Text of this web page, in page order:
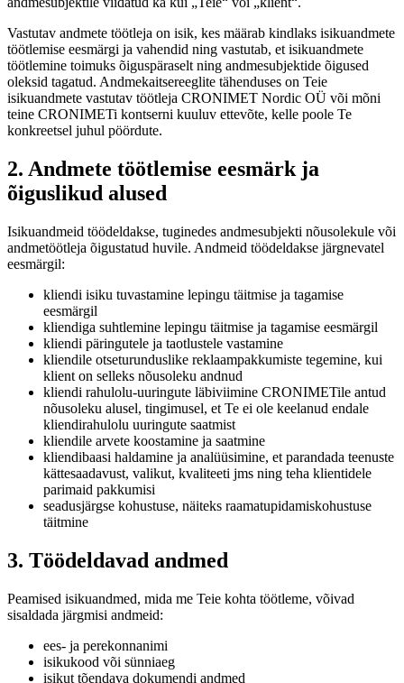
Vastutav andmete töötleja on isik, kes määrab kindlaks isikuandmete
töötlemise eesmärgi ja vahendid ning vastutab, et isikuandmete
töötlemine toimuks õiguspäraselt ning andmesubjektide õigused
oleksid tagatud. Andmekaitsereeglite tähenduses on Teie
isikuandmete vastutav töötleja CRONIMET Nordic OÜ või mõni
teine CRONIMETi kontserni kuuluv ettevõte, kelle poole Te
konkreetsel juhul pöördute.
2. Andmete töötlemise eesmärk ja
õiguslikud alused
Isikuandmeid töödeldakse, tuginedes andmesubjekti nõusolekule või
andmetöötleja õigustatud huvile. Andmeid töödeldakse järgnevatel
eesmärgil:
kliendi isiku tuvastamine lepingu täitmise ja tagamise
eesmärgil
kliendiga suhtlemine lepingu täitmise ja tagamise eesmärgil
kliendi päringutele ja taotlustele vastamine
kliendile otseturunduslike reklaampakkumiste tegemine, kui
klient on selleks nõusoleku andnud
kliendi rahulolu-uuringute läbiviimine CRONIMETile antud
nõusoleku alusel, tingimusel, et Te ei ole keelanud endale
kliendirahulolu uuringute saatmist
kliendile arvete koostamine ja saatmine
kliendibaasi haldamine ja analüüsimine, et parandada teenuste
kättesaadavust, valikut, kvaliteeti jms ning teha klientidele
parimaid pakkumisi
seadusjärgse kohustuse, näiteks raamatupidamiskohustuse
täitmine
3. Töödeldavad andmed
Peamised isikuandmed, mida me Teie kohta töötleme, võivad
sisaldada järgmisi andmeid:
ees- ja perekonnanimi
isikukood või sünniaeg
isikut tõendava dokumendi andmed